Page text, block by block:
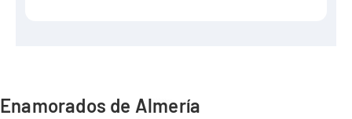
Enamorados de Almería